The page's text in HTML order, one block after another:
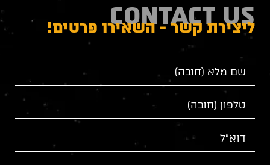
CONTACT US
ליצירת קשר - השאירו פרטים!